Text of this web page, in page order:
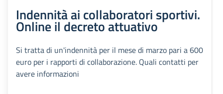
Indennità ai collaboratori sportivi.
Online il decreto attuativo
Si tratta di un'indennità per il mese di marzo pari a 600
euro per i rapporti di collaborazione. Quali contatti per
avere informazioni